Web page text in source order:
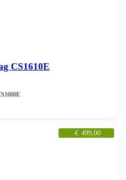
CS1610E
€ 499,00